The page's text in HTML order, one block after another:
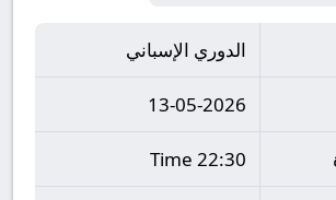
الدوري الإسباني
13-05-2026
22:30 Time